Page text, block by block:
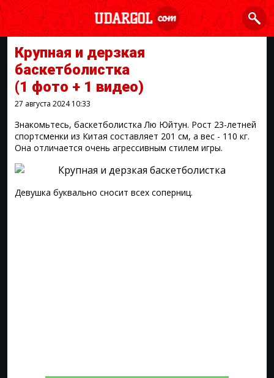
Крупная и дерзкая
баскетболистка
(1 фото + 1 видео)
27 августа 202410:33
Знакомьтесь, баскетболистка Лю Юйтун. Рост 23-летней
спортсменки из Китая составляет 201 см, а вес - 110 кг.
Она отличается очень агрессивным стилем игры.
Девушка буквально сносит всех соперниц.